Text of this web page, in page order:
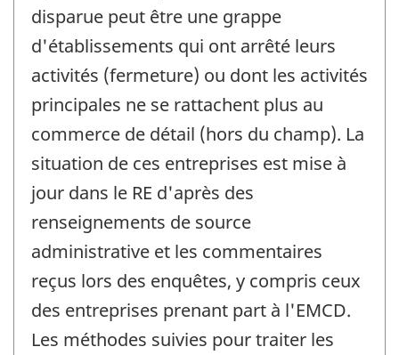
disparue peut être une grappe
d'établissements qui ont arrêté leurs
activités (fermeture) ou dont les activités
principales ne se rattachent plus au
commerce de détail (hors du champ). La
situation de ces entreprises est mise à
jour dans le RE d'après des
renseignements de source
administrative et les commentaires
reçus lors des enquêtes, y compris ceux
des entreprises prenant part à l'EMCD.
Les méthodes suivies pour traiter les